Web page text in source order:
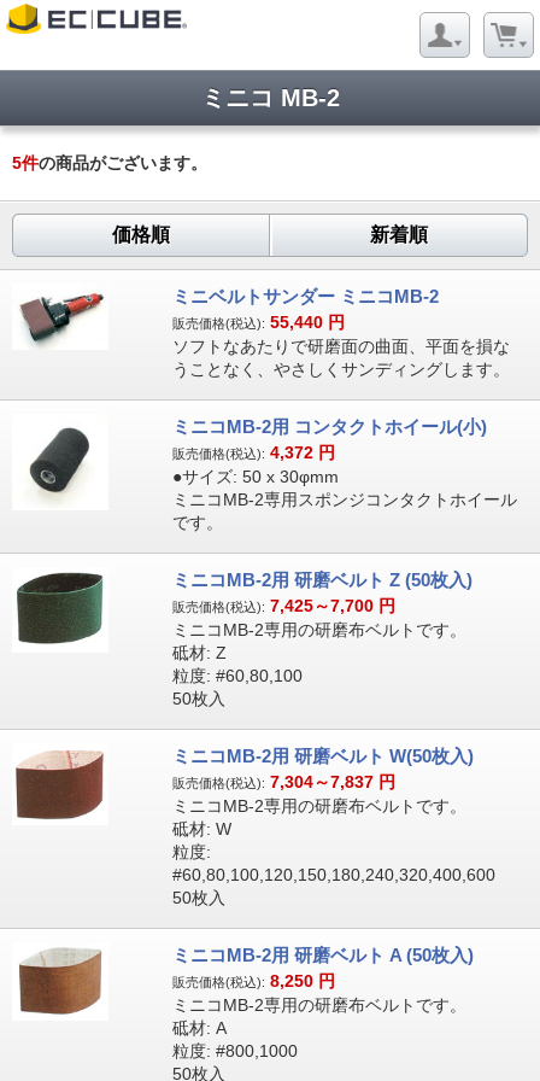
ミニコ MB-2
5件の商品がございます。
価格順 新着順
ミニベルトサンダー ミニコMB-2
販売価格(税込): 55,440 円
ソフトなあたりで研磨面の曲面、平面を損な
うことなく、やさしくサンディングします。
ミニコMB-2用 コンタクトホイール(小)
販売価格(税込): 4,372 円
●サイズ: 50 x 30φmm
ミニコMB-2専用スポンジコンタクトホイール
です。
ミニコMB-2用 研磨ベルト Z (50枚入)
販売価格(税込): 7,425～7,700 円
ミニコMB-2専用の研磨布ベルトです。
砥材: Z
粒度: #60,80,100
50枚入
ミニコMB-2用 研磨ベルト W(50枚入)
販売価格(税込): 7,304～7,837 円
ミニコMB-2専用の研磨布ベルトです。
砥材: W
粒度:
#60,80,100,120,150,180,240,320,400,600
50枚入
ミニコMB-2用 研磨ベルト A (50枚入)
販売価格(税込): 8,250 円
ミニコMB-2専用の研磨布ベルトです。
砥材: A
粒度: #800,1000
50枚入